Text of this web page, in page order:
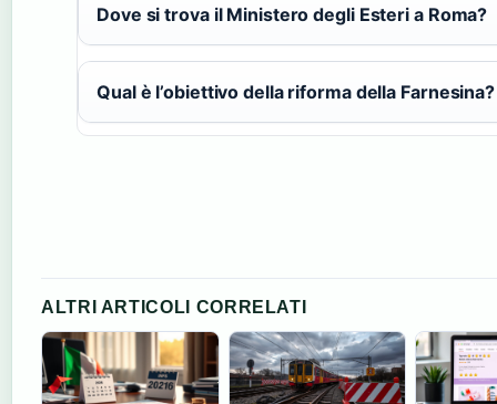
Dove si trova il Ministero degli Esteri a Roma?
Qual è l’obiettivo della riforma della Farnesina?
ALTRI ARTICOLI CORRELATI